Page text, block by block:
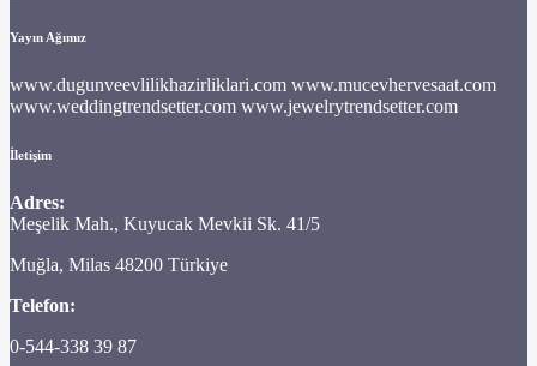
Yayın Ağımız
www.dugunveevlilikhazirliklari.com www.mucevhervesaat.com
www.weddingtrendsetter.com www.jewelrytrendsetter.com
İletişim
Adres:
Meşelik Mah., Kuyucak Mevkii Sk. 41/5
Muğla, Milas 48200 Türkiye
Telefon:
0-544-338 39 87